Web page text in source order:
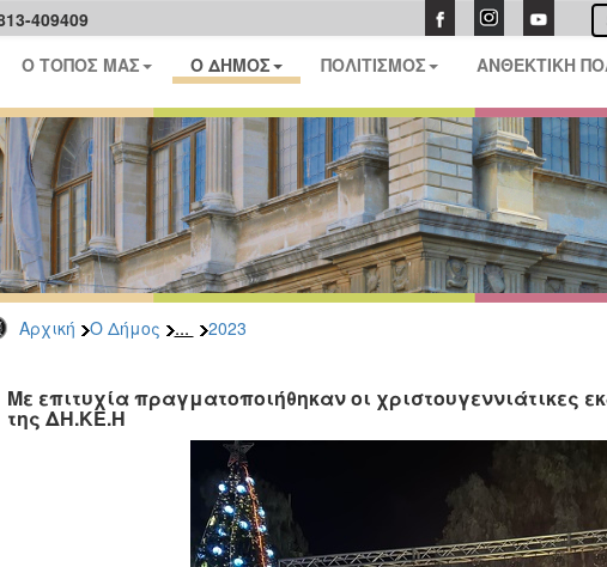
409409
Ο ΤΟΠΟΣ ΜΑΣ Ο ΔΗΜΟΣ ΠΟΛΙΤΙΣΜΟΣ ΑΝΘΕΚΤΙΚΗ
Αρχική Ο Δήμος ... 2023
Με επιτυχία πραγματοποιήθηκαν οι χριστουγεννιάτικες
της ΔΗ.ΚΕ.Η